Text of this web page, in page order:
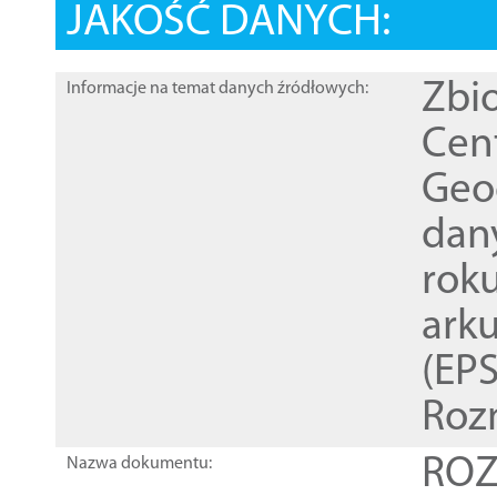
JAKOŚĆ DANYCH:
Informacje na temat danych źródłowych:
Nazwa dokumentu: